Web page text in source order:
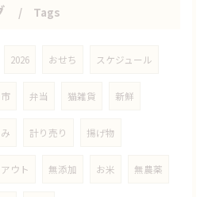
Tags
2026 おせち スケジュール
弁当 猫雑貨 新鮮
計り売り 揚げ物
ウト 無添加 お米 無農薬